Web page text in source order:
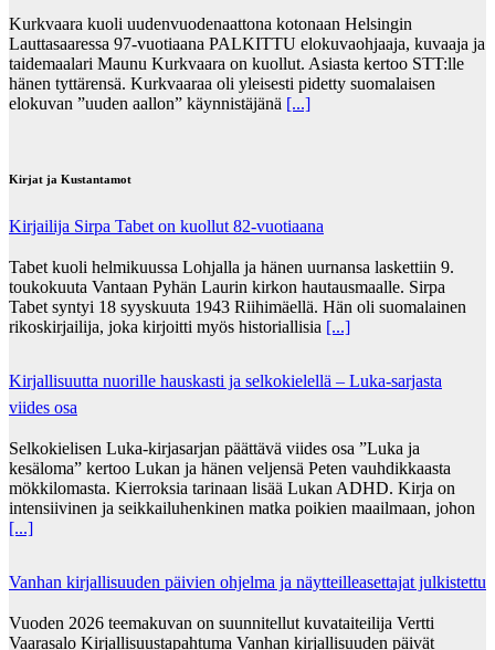
Kurkvaara kuoli uudenvuodenaattona kotonaan Helsingin
Lauttasaaressa 97-vuotiaana PALKITTU elokuvaohjaaja, kuvaaja ja
taidemaalari Maunu Kurkvaara on kuollut. Asiasta kertoo STT:lle
hänen tyttärensä. Kurkvaaraa oli yleisesti pidetty suomalaisen
elokuvan ”uuden aallon” käynnistäjänä [...]
Kirjat ja Kustantamot
Kirjailija Sirpa Tabet on kuollut 82-vuotiaana
Tabet kuoli helmikuussa Lohjalla ja hänen uurnansa laskettiin 9.
toukokuuta Vantaan Pyhän Laurin kirkon hautausmaalle. Sirpa
Tabet syntyi 18 syyskuuta 1943 Riihimäellä. Hän oli suomalainen
rikoskirjailija, joka kirjoitti myös historiallisia [...]
Kirjallisuutta nuorille hauskasti ja selkokielellä – Luka-sarjasta
viides osa
Selkokielisen Luka-kirjasarjan päättävä viides osa ”Luka ja
kesäloma” kertoo Lukan ja hänen veljensä Peten vauhdikkaasta
mökkilomasta. Kierroksia tarinaan lisää Lukan ADHD. Kirja on
intensiivinen ja seikkailuhenkinen matka poikien maailmaan, johon
[...]
Vanhan kirjallisuuden päivien ohjelma ja näytteilleasettajat julkistettu
Vuoden 2026 teemakuvan on suunnitellut kuvataiteilija Vertti
Vaarasalo Kirjallisuustapahtuma Vanhan kirjallisuuden päivät